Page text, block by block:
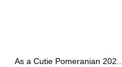
As a Cutie Pomeranian